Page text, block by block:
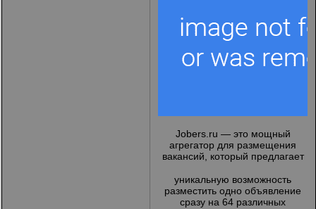
Jobers.ru — это мощный
агрегатор для размещения
вакансий, который предлагает
уникальную возможность
разместить одно объявление
сразу на 64 различных